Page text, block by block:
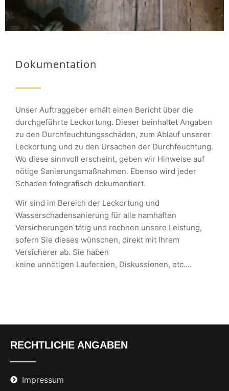
Dokumentation
Unser Auftraggeber erhält einen Bericht über die
durchgeführte Leckortung. Dieser beinhaltet Angaben
zu den Durchfeuchtungsschäden, zum Ablauf unserer
Leckortung und zu den Ursachen der Durchfeuchtung.
Wo diese sinnvoll erscheint, geben wir Hinweise auf
nötige Sanierungsmaßnahmen. Ebenso wird jeder
Schaden fotografisch dokumentiert.
Wir sind im Bereich der Leckortung und
Wasserschadensanierung für alle namhaften
Versicherungen tätig und rechnen unsere Leistung,
sofern Sie dieses wünschen, direkt mit Ihrem
Versicherer ab. Sie haben
keine unnötigen Laufereien, Diskussionen, etc….
RECHTLICHE ANGABEN
Impressum